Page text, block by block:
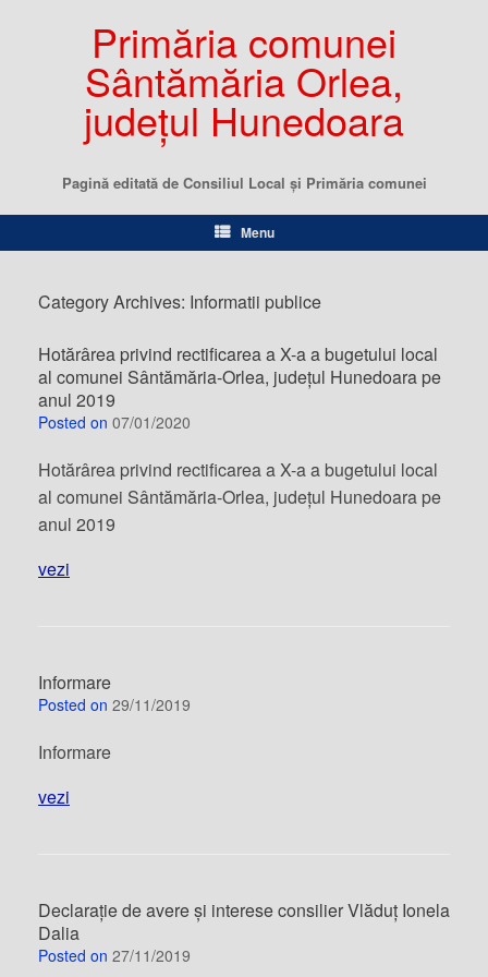
Primăria comunei
Sântămăria Orlea,
județul Hunedoara
Pagină editată de Consiliul Local şi Primăria comunei
Menu
Category Archives: Informatii publice
Hotărârea privind rectificarea a X-a a bugetului local
al comunei Sântămăria-Orlea, județul Hunedoara pe
anul 2019
Posted on 07/01/2020
Hotărârea privind rectificarea a X-a a bugetului local
al comunei Sântămăria-Orlea, județul Hunedoara pe
anul 2019
vezi
Informare
Posted on 29/11/2019
Informare
vezi
Declarație de avere și interese consilier Vlăduț Ionela
Dalia
Posted on 27/11/2019